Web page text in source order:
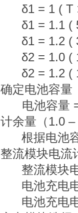
δ1 = 1 ( T
δ1 = 1.1 (
δ1 = 1.2 (
δ2 = 1.0 (
δ2 = 1.2 (
确定电池容量
电池容量 =
计余量（1.0 –
根据电池容
整流模块电流
整流模块电
电池充电电
电池充电电